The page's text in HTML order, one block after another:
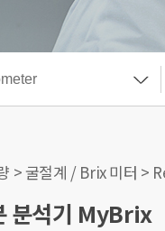
> 굴절계 / Brix 미터 >
분석기 MyBrix